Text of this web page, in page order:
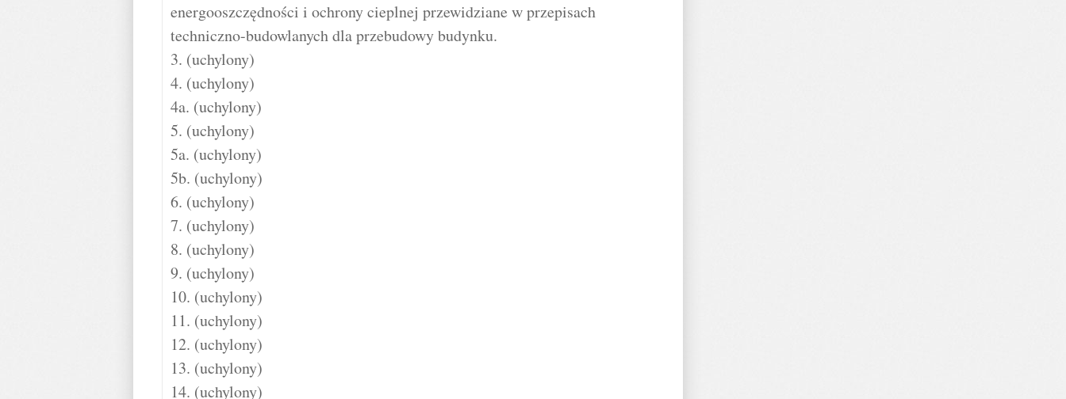
energooszczędności i ochrony cieplnej przewidziane w przepisach
techniczno-budowlanych dla przebudowy budynku.
3. (uchylony)
4. (uchylony)
4a. (uchylony)
5. (uchylony)
5a. (uchylony)
5b. (uchylony)
6. (uchylony)
7. (uchylony)
8. (uchylony)
9. (uchylony)
10. (uchylony)
11. (uchylony)
12. (uchylony)
13. (uchylony)
14. (uchylony)